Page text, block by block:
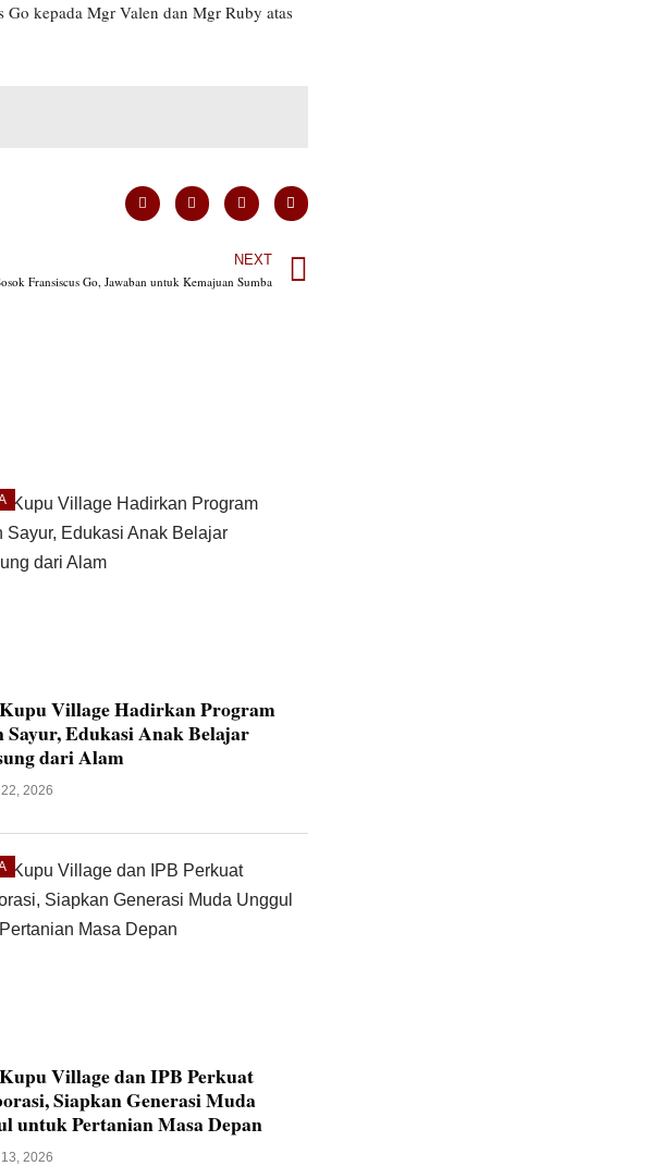
kepada Mgr Valen dan Mgr Ruby atas
NEXT
Fransiscus Go, Jawaban untuk Kemajuan Sumba
Village Hadirkan Program
Sayur, Edukasi Anak Belajar
dari Alam
2026
Village dan IPB Perkuat
Siapkan Generasi Muda
untuk Pertanian Masa Depan
2026